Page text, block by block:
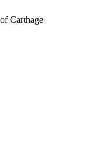
Carthage